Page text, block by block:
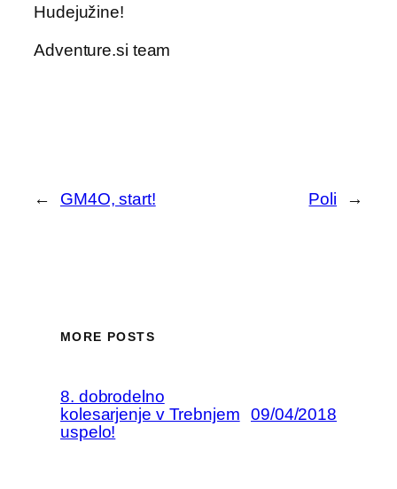
Hudejužine!
Adventure.si team
← GM4O, start! Poli →
MORE POSTS
8. dobrodelno
kolesarjenje v Trebnjem
uspelo!
09/04/2018